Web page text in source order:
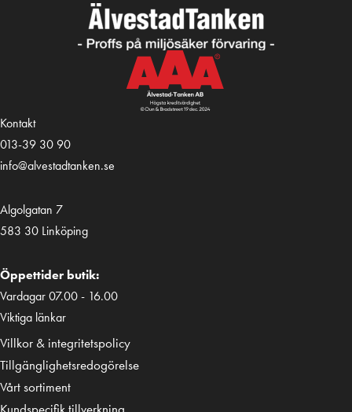
Kontakt
013-39 30 90
info@alvestadtanken.se
Algolgatan 7
583 30 Linköping
Öppettider butik:
Vardagar 07.00 - 16.00
Viktiga länkar
Villkor & integritetspolicy
Tillgänglighetsredogörelse
Vårt sortiment